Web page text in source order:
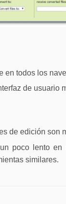
en todos los
de usuario
de edición son
poco lento en
similares.